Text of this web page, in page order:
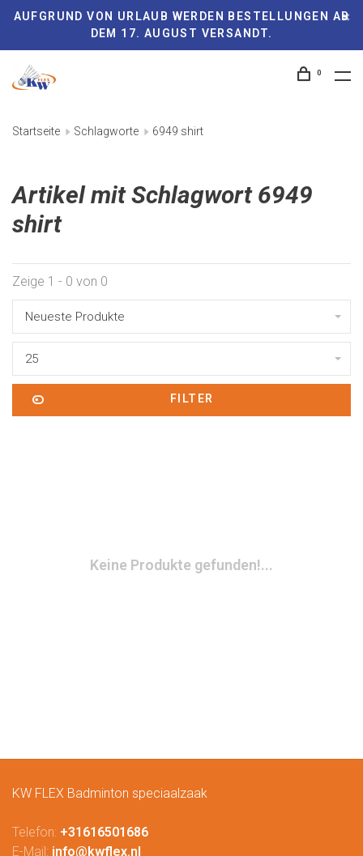
AUFGRUND VON URLAUB WERDEN BESTELLUNGEN AB
DEM 17. AUGUST VERSANDT.
0
Startseite Schlagworte 6949 shirt
Artikel mit Schlagwort 6949
shirt
Zeige 1 - 0 von 0
Neueste Produkte
25
FILTER
Keine Produkte gefunden!...
KW FLEX Badminton speciaalzaak
Telefon: +31616501686
E-Mail: info@kwflex.nl